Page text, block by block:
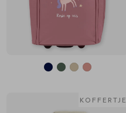
KOFFERTJE